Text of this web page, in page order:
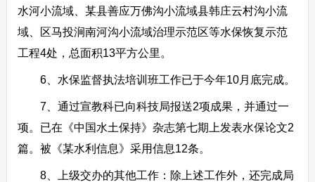
水河小流域、某县善应万佛沟小流域县韩庄云村沟小流
域、区马投涧南河沟小流域治理示范区等水保恢复示范
工程4处，总面积13平方公里。
6、水保监督执法培训班工作已于今年10月底完成。
7、通过宣教科已向科技局报送2项成果，并通过一
项。已在《中国水土保持》杂志第七期上发表水保论文2
篇。被《某水利信息》采用信息12条。
8、上级交办的其他工作：除上述工作外，还完成局